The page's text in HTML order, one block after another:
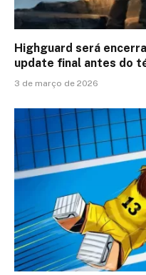
Highguard será
update final antes do
3 de março de 2026